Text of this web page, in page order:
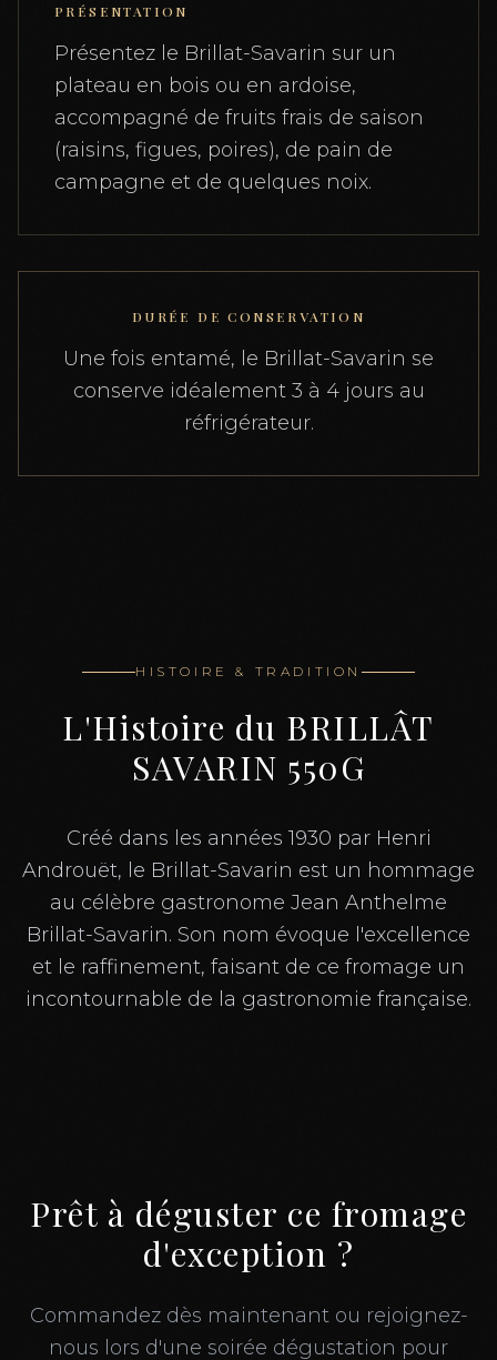
PRÉSENTATION
Présentez le Brillat-Savarin sur un
plateau en bois ou en ardoise,
accompagné de fruits frais de saison
(raisins, figues, poires), de pain de
campagne et de quelques noix.
DURÉE DE CONSERVATION
Une fois entamé, le Brillat-Savarin se
conserve idéalement 3 à 4 jours au
réfrigérateur.
HISTOIRE & TRADITION
L'Histoire du BRILLÂT
SAVARIN 550G
Créé dans les années 1930 par Henri
Androuët, le Brillat-Savarin est un hommage
au célèbre gastronome Jean Anthelme
Brillat-Savarin. Son nom évoque l'excellence
et le raffinement, faisant de ce fromage un
incontournable de la gastronomie française.
Prêt à déguster ce fromage
d'exception ?
Commandez dès maintenant ou rejoignez-
nous lors d'une soirée dégustation pour